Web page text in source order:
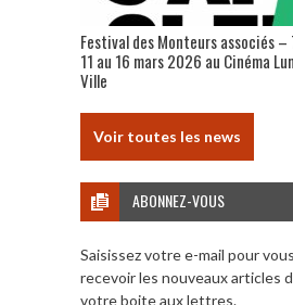
Festival des Monteurs associés
11 au 16 mars 2026 au Cinéma
Ville
Voir toutes les news
ABONNEZ-VOUS
Saisissez votre e-mail pour
recevoir les nouveaux articles
votre boite aux lettres.